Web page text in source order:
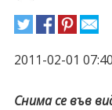
2011-02-01
Снима се във